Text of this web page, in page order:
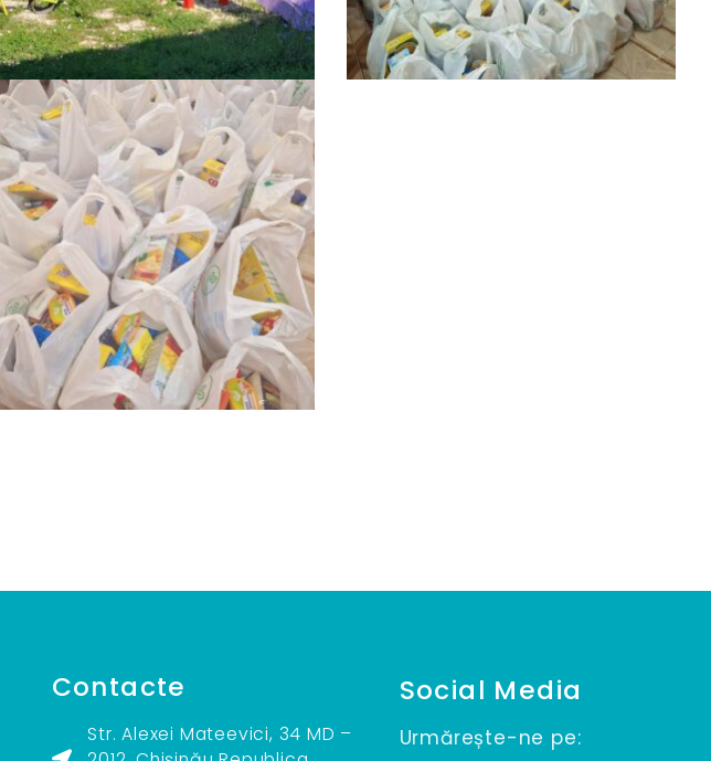
Contacte
Str. Alexei Mateevici, 34 MD –
Social Media
Urmărește-ne pe: